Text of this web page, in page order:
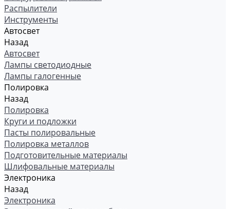
Распылители
Инструменты
Автосвет
Назад
Автосвет
Лампы светодиодные
Лампы галогенные
Полировка
Назад
Полировка
Круги и подложки
Пасты полировальные
Полировка металлов
Подготовительные материалы
Шлифовальные материалы
Электроника
Назад
Электроника